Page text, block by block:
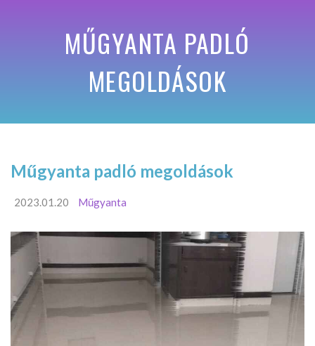
MŰGYANTA PADLÓ
MEGOLDÁSOK
Műgyanta padló megoldások
2023.01.20 Műgyanta